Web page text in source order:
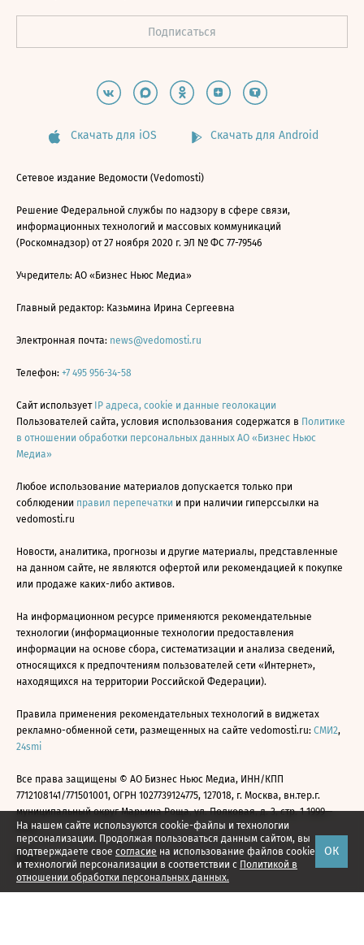
На нашем сайте используются cookie-файлы и технологии
персонализации. Продолжая пользоваться данным сайтом, вы
подтверждаете свое согласие на использование файлов cookie
и технологий персонализации в соответствии с Политикой в
отношении обработки персональных данных.
ОК
Скачать для iOS Скачать для Android
Сетевое издание Ведомости (Vedomosti)
Решение Федеральной службы по надзору в сфере связи,
информационных технологий и массовых коммуникаций
(Роскомнадзор) от 27 ноября 2020 г. ЭЛ № ФС 77-79546
Учредитель: АО «Бизнес Ньюс Медиа»
Главный редактор: Казьмина Ирина Сергеевна
Электронная почта: news@vedomosti.ru
Телефон: +7 495 956-34-58
Сайт использует IP адреса, cookie и данные геолокации
Пользователей сайта, условия использования содержатся в Политике
в отношении обработки персональных данных АО «Бизнес Ньюс
Медиа»
Любое использование материалов допускается только при
соблюдении правил перепечатки и при наличии гиперссылки на
vedomosti.ru
Новости, аналитика, прогнозы и другие материалы, представленные
на данном сайте, не являются офертой или рекомендацией к покупке
или продаже каких-либо активов.
На информационном ресурсе применяются рекомендательные
технологии (информационные технологии предоставления
информации на основе сбора, систематизации и анализа сведений,
относящихся к предпочтениям пользователей сети «Интернет»,
находящихся на территории Российской Федерации).
Правила применения рекомендательных технологий в виджетах
рекламно-обменной сети, размещенных на сайте vedomosti.ru: СМИ2,
24smi
Все права защищены © АО Бизнес Ньюс Медиа, ИНН/КПП
7712108141/771501001, ОГРН 1027739124775, 127018, г. Москва, вн.тер.г.
муниципальный округ Марьина Роща, ул. Полковая, д. 3, стр. 1 1999—
2026